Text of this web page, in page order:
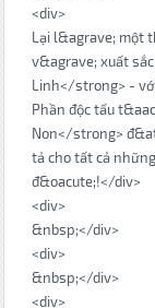
<div>
Lại l&agrave; một
v&agrave; xuất
Linh</strong> -
Phần độc tấu
Non</strong>
tả cho tất cả
đ&oacute;!</div>
<div>
&nbsp;</div>
<div>
&nbsp;</div>
<div>